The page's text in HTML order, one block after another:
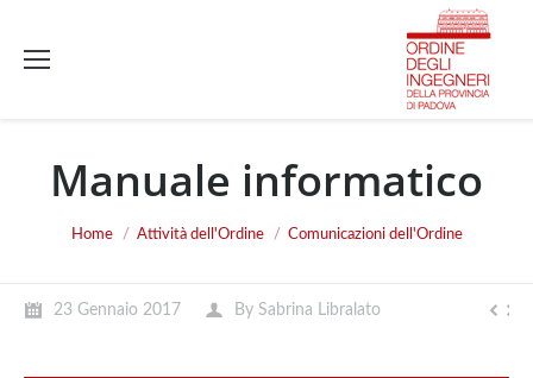
Manuale informatico
You are here:
Home Attività dell'Ordine Comunicazioni dell'Ordine
23 Gennaio 2017 By Sabrina Libralato